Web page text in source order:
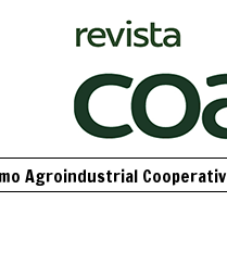
Agroindustrial